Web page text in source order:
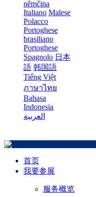
němčina
Italiano Malese
Polacco
Portoghese
brasiliano
Portoghese
Spagnolo 日本
語 韩国語
Tiếng Việt
ภาษาไทย
Bahasa
Indonesia
العربية
首页
我要参展
服务概览